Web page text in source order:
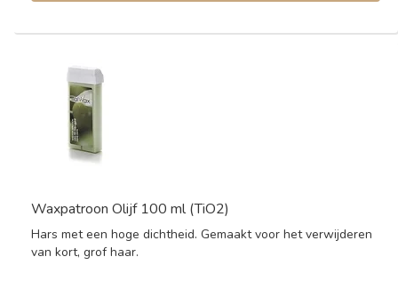
Waxpatroon Olijf 100 ml (TiO2)
Hars met een hoge dichtheid. Gemaakt voor het verwijderen
van kort, grof haar.